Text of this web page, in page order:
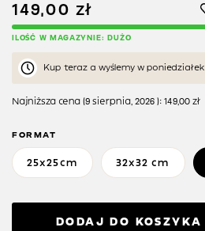
149,00 zł
ILOŚĆ W MAGAZYNIE: DUŻO
Kup teraz a wyślemy w poniedziałek
Najniższa cena (9 sierpnia, 2026 ): 149,00 zł
FORMAT
25x25cm 32x32 cm
DODAJ DO KOSZYKA